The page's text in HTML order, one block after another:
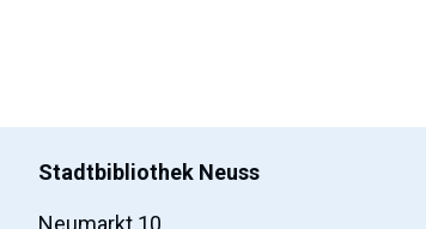
Stadtbibliothek Neuss